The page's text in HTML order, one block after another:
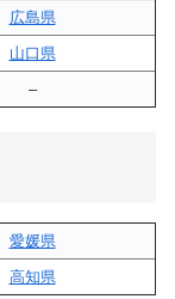
広島県
山口県
–
愛媛県
高知県